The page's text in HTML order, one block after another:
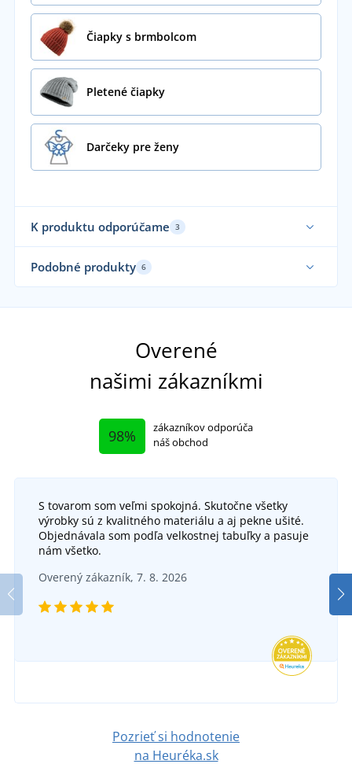
Čiapky s brmbolcom
Pletené čiapky
Darčeky pre ženy
K produktu odporúčame 3
Dámske pletené zimné rukavice
SKLADOM
v utorok 11. 8.
Podobné produkty 6
Dámska padnutá zimná čiapka s fleecom
16,23 €
Overené
našimi zákazníkmi
98%
zákazníkov odporúča
náš obchod
S tovarom som veľmi spokojná. Skutočne všetky
výrobky sú z kvalitného materiálu a aj pekne ušité.
Objednávala som podľa velkostnej tabuľky a pasuje
nám všetko.
Overený zákazník, 7. 8. 2026
Pozrieť si hodnotenie
na Heuréka.sk